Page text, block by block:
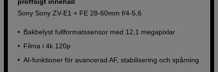
Sony Sony ZV-E1 + FE 28-60mm f/4-5,6
Bakbelyst fullformatssensor med 12,1 megapixlar
Filma i 4k 120p
AI-funktioner för avancerad AF, stabilisering och spårning